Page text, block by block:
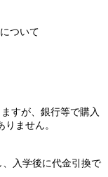
について
すが、銀行等で購入
ません。
入学後に代金引換で